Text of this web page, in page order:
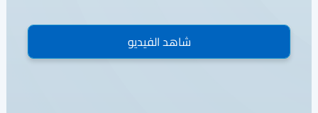
مجموعة خدمات الاستشارات من PayTabs
شاهد الفيديو